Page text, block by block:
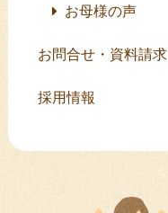
お母様の声
お問合せ・資料請求
採用情報